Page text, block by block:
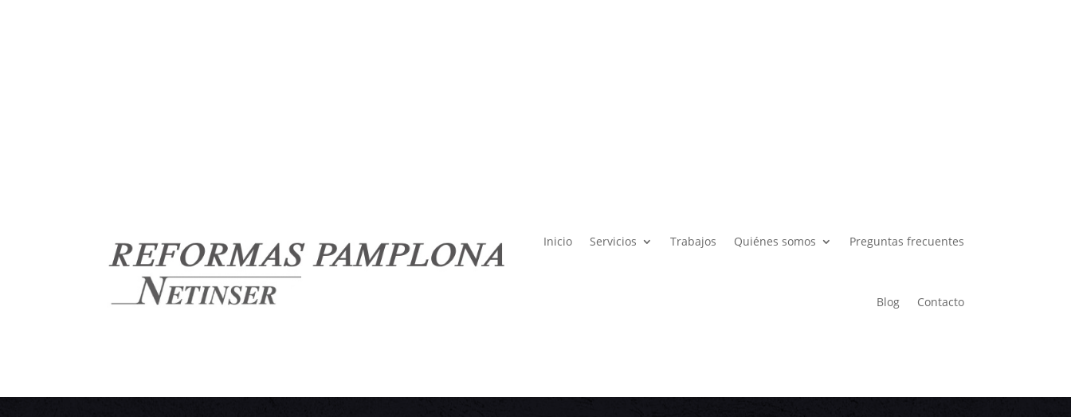
Inicio Servicios Trabajos Quiénes somos Preguntas frecuentes
Blog Contacto